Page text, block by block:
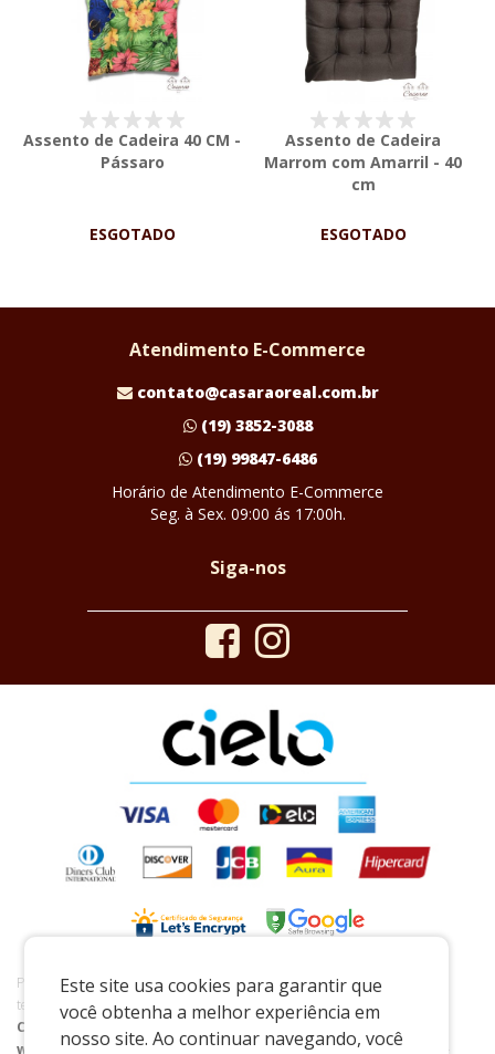
Este site usa cookies para garantir que
você obtenha a melhor experiência em
nosso site. Ao continuar navegando, você
Assento de Cadeira 40 CM -
Pássaro
ESGOTADO
Assento de Cadeira
Marrom com Amarril - 40
cm
ESGOTADO
Atendimento E-Commerce
contato@casaraoreal.com.br
(19) 3852-3088
(19) 99847-6486
Horário de Atendimento E-Commerce
Seg. à Sex. 09:00 ás 17:00h.
Siga-nos
Preços e condições exclusivos para o www.casaraoreal.com.br e para o
televendas, podendo sofrer alterações sem prévia notiﬁcação.
Casarão Real de Pedreira
03.521.282/0001-60
www.casaraoreal.com.br| Praça Coronel João Pedro - 141 - Centro -